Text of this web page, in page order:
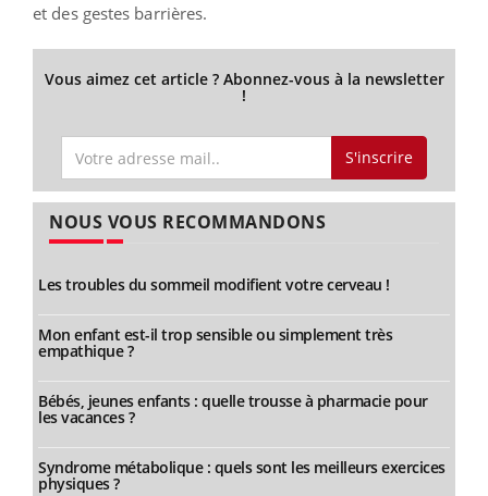
et des gestes barrières.
Vous aimez cet article ? Abonnez-vous à la newsletter
!
S'inscrire
NOUS VOUS RECOMMANDONS
Les troubles du sommeil modifient votre cerveau !
Mon enfant est-il trop sensible ou simplement très
empathique ?
Bébés, jeunes enfants : quelle trousse à pharmacie pour
les vacances ?
Syndrome métabolique : quels sont les meilleurs exercices
physiques ?